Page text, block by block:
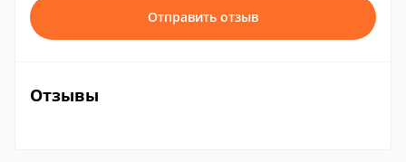
Отправить отзыв
Отзывы